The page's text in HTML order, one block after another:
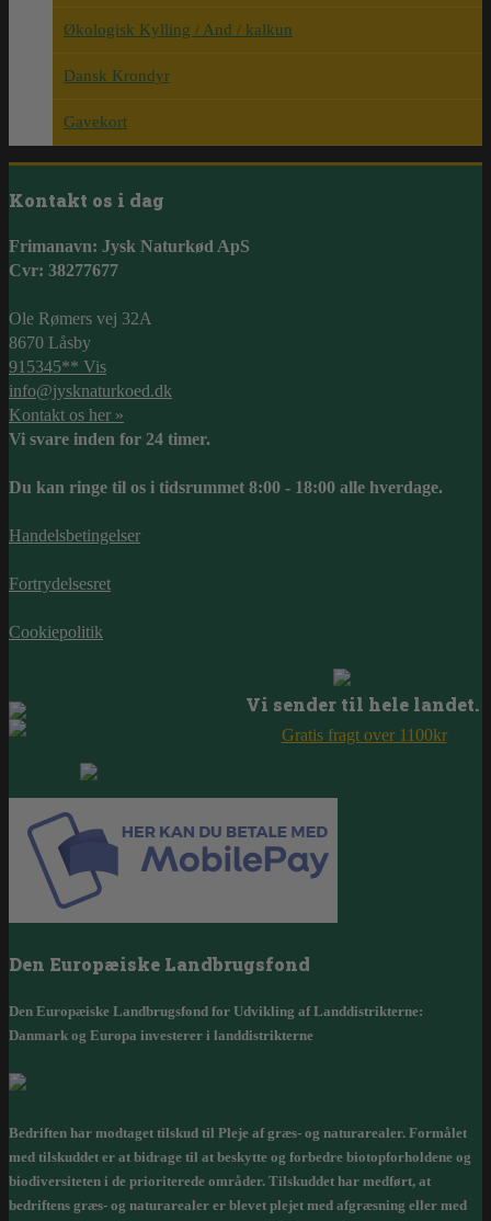
Økologisk Kylling / And / kalkun
Dansk Krondyr
Gavekort
Kontakt os i dag
Frimanavn: Jysk Naturkød ApS
Cvr: 38277677
Ole Rømers vej 32A
8670 Låsby
915345** Vis
info@jysknaturkoed.dk
Kontakt os her »
Vi svare inden for 24 timer.
Du kan ringe til os i tidsrummet 8:00 - 18:00 alle hverdage.
Handelsbetingelser
Fortrydelsesret
Cookiepolitik
Vi sender til hele landet.
Gratis fragt over 1100kr
Den Europæiske Landbrugsfond
Den Europæiske Landbrugsfond for Udvikling af Landdistrikterne:
Danmark og Europa investerer i landdistrikterne
Bedriften har modtaget tilskud til Pleje af græs- og naturarealer. Formålet
med tilskuddet er at bidrage til at beskytte og forbedre biotopforholdene og
biodiversiteten i de prioriterede områder. Tilskuddet har medført, at
bedriftens græs- og naturarealer er blevet plejet med afgræsning eller med